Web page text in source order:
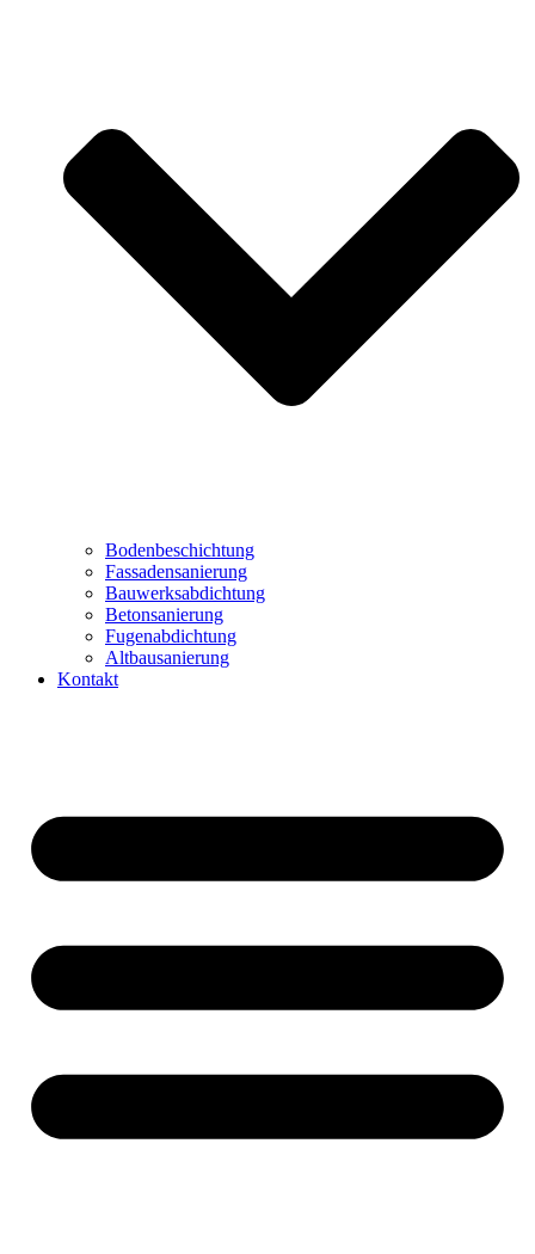
Bodenbeschichtung
Fassadensanierung
Bauwerksabdichtung
Betonsanierung
Fugenabdichtung
Altbausanierung
Kontakt